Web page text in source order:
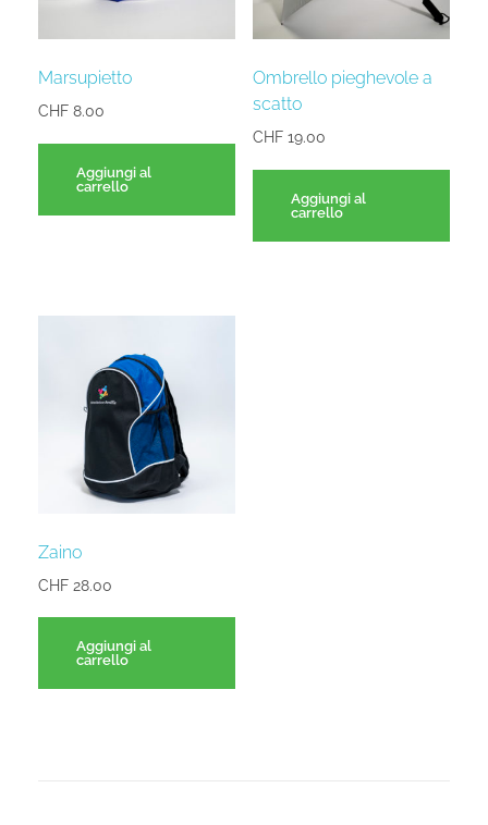
Marsupietto
CHF 8.00
Aggiungi al
carrello
Ombrello pieghevole a
scatto
CHF19.00
Aggiungi al
carrello
Zaino
CHF 28.00
Aggiungi al
carrello